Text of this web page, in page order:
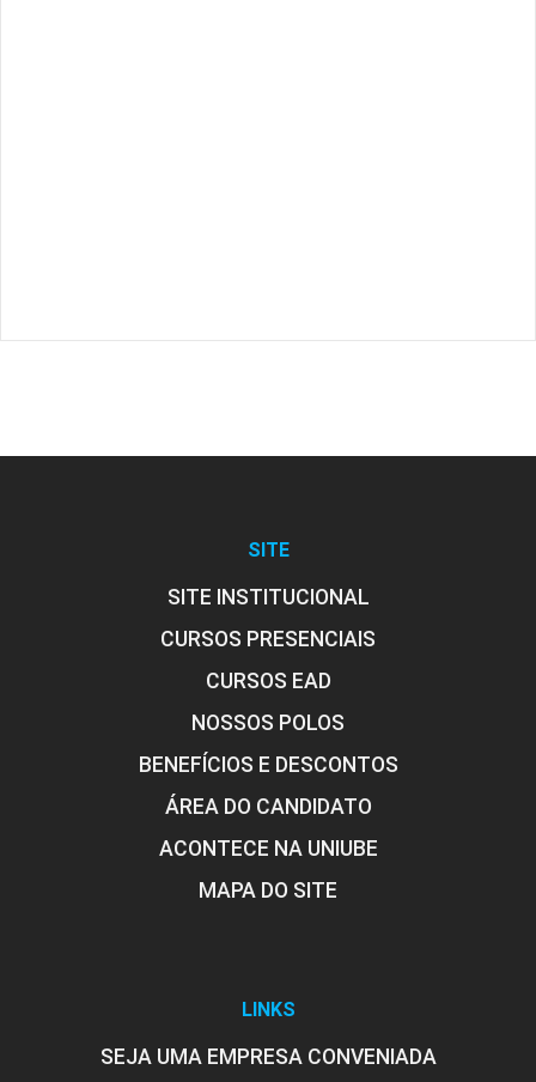
SITE
SITE INSTITUCIONAL
CURSOS PRESENCIAIS
CURSOS EAD
NOSSOS POLOS
BENEFÍCIOS E DESCONTOS
ÁREA DO CANDIDATO
ACONTECE NA UNIUBE
MAPA DO SITE
LINKS
SEJA UMA EMPRESA CONVENIADA